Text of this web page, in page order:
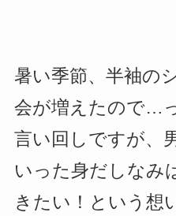
暑い季節、半袖の
会が増えたので…
言い回しですが、
いった身だしなみ
きたい！という想